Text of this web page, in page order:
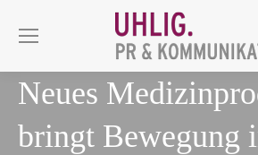
Neues
bringt Bewegung